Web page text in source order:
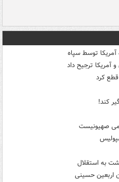
آمریکا توسط سپاه
آمریکا ترجیح داد
کرد
کند!
صهیونیست
به استقلال
اربعین حسینی